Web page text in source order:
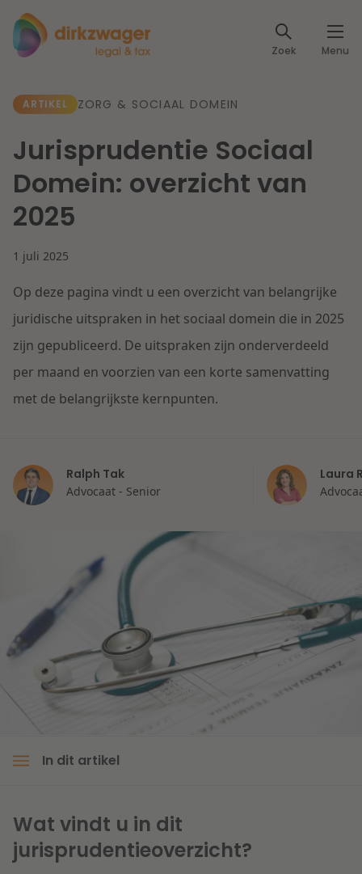
Zoek Menu
Expertises
Fiscaal
Arbeid & Pensioen
IE & Innovatie
Zorg & Sociaal domein
Overheid & Omgeving
Aanbesteding & Mededinging
Aansprakelijkheid & Verzekering
Litigation
Lees meer
Dichtbij een toekomstbestendige zorg
Lees meer
Dichtbij de kansen en uitdagingen in de
woningbouw
Dichtbij de wendbare onderneming
Artikelen
Klantcases
Events
Specialisten
Over ons
Over Dirkzwager
Werken bij
Nederlands
ARTIKEL ZORG & SOCIAAL DOMEIN
Jurisprudentie Sociaal
Domein: overzicht van
2025
1 juli 2025
Op deze pagina vindt u een overzicht van belangrijke
juridische uitspraken in het sociaal domein die in 2025
zijn gepubliceerd. De uitspraken zijn onderverdeeld
per maand en voorzien van een korte samenvatting
met de belangrijkste kernpunten.
Ralph Tak
Advocaat - Senior
Laura
In dit artikel
Wat vindt u in dit
jurisprudentieoverzicht?